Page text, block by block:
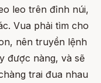
leo trên đỉnh núi,
Vua phải tìm cho
nên truyền lệnh
được nàng, và sẽ
trai đua nhau